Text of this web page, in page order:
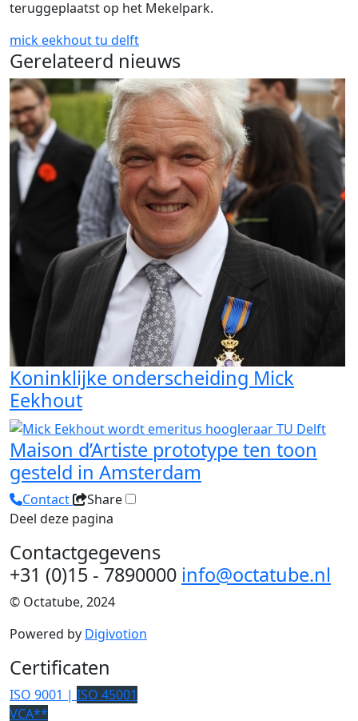
teruggeplaatst op het Mekelpark.
mick eekhouttu delft
Gerelateerd nieuws
Koninklijke onderscheiding Mick
Eekhout
Maison d’Artiste prototype ten toon
gesteld in Amsterdam
Contact
Share
Deel deze pagina
Contactgegevens
+31 (0)15 - 7890000 info@octatube.nl
© Octatube, 2024
Powered by Digivotion
Certificaten
ISO 9001 | ISO 45001
VCA**